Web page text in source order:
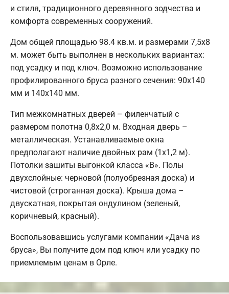
и стиля, традиционного деревянного зодчества и
комфорта современных сооружений.
Дом общей площадью 98.4 кв.м. и размерами 7,5х8
м. может быть выполнен в нескольких вариантах:
под усадку и под ключ. Возможно использование
профилированного бруса разного сечения: 90х140
мм и 140х140 мм.
Тип межкомнатных дверей – филенчатый с
размером полотна 0,8х2,0 м. Входная дверь –
металлическая. Устанавливаемые окна
предполагают наличие двойных рам (1х1,2 м).
Потолки зашиты выгонкой класса «В». Полы
двухслойные: черновой (полуобрезная доска) и
чистовой (строганная доска). Крыша дома –
двускатная, покрытая ондулином (зеленый,
коричневый, красный).
Воспользовавшись услугами компании «Дача из
бруса», Вы получите дом под ключ или усадку по
приемлемым ценам в Орле.